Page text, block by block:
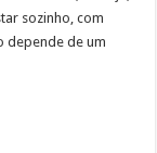
sozinho, com
depende de um